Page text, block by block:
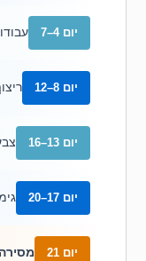
יום 4–7
יום 8–12
יום 13–16
יום 17–20
יום 21 מסירה